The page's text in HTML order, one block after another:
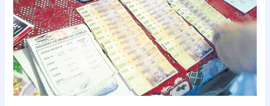
realizaba
estafas
mediante
mensajes
de
texto